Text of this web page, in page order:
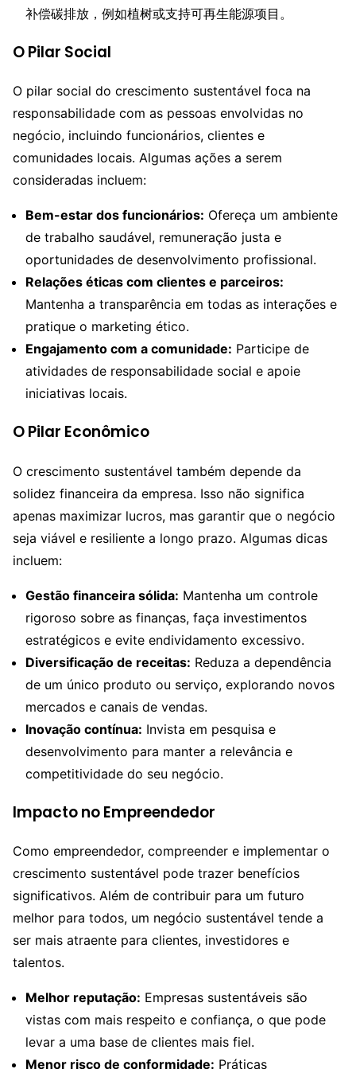
补偿碳排放，例如植树或支持可再生能源项目。
O Pilar Social
O pilar social do crescimento sustentável foca na
responsabilidade com as pessoas envolvidas no
negócio, incluindo funcionários, clientes e
comunidades locais. Algumas ações a serem
consideradas incluem:
Bem-estar dos funcionários: Ofereça um ambiente
de trabalho saudável, remuneração justa e
oportunidades de desenvolvimento profissional.
Relações éticas com clientes e parceiros:
Mantenha a transparência em todas as interações e
pratique o marketing ético.
Engajamento com a comunidade: Participe de
atividades de responsabilidade social e apoie
iniciativas locais.
O Pilar Econômico
O crescimento sustentável também depende da
solidez financeira da empresa. Isso não significa
apenas maximizar lucros, mas garantir que o negócio
seja viável e resiliente a longo prazo. Algumas dicas
incluem:
Gestão financeira sólida: Mantenha um controle
rigoroso sobre as finanças, faça investimentos
estratégicos e evite endividamento excessivo.
Diversificação de receitas: Reduza a dependência
de um único produto ou serviço, explorando novos
mercados e canais de vendas.
Inovação contínua: Invista em pesquisa e
desenvolvimento para manter a relevância e
competitividade do seu negócio.
Impacto no Empreendedor
Como empreendedor, compreender e implementar o
crescimento sustentável pode trazer benefícios
significativos. Além de contribuir para um futuro
melhor para todos, um negócio sustentável tende a
ser mais atraente para clientes, investidores e
talentos.
Melhor reputação: Empresas sustentáveis são
vistas com mais respeito e confiança, o que pode
levar a uma base de clientes mais fiel.
Menor risco de conformidade: Práticas